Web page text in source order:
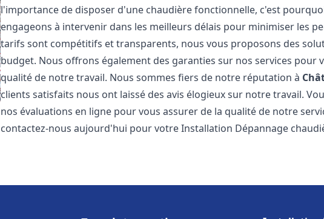
l'importance de disposer d'une chaudière fonctionnelle, c'est
engageons à intervenir dans les meilleurs délais pour minimiser les
tarifs sont compétitifs et transparents, nous vous proposons des
budget. Nous offrons également des garanties sur nos services pour
qualité de notre travail. Nous sommes fiers de notre réputation à
clients satisfaits nous ont laissé des avis élogieux sur notre travail.
nos évaluations en ligne pour vous assurer de la qualité de notre
contactez-nous aujourd'hui pour votre Installation Dépannage